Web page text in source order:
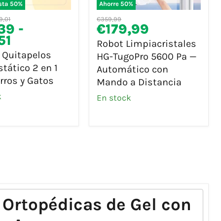
50%
-
Quitapelos
2 en 1
y Gatos
Ahorre50%
Robot
Limpiacristales
HG-
TugoPro
5600
Pa
—
Automático
Precio
original
€359,99
Precio
actual
€179,99
Robot Limpiacristales
HG-TugoPro 5600 Pa —
Automático con
Mando a Distancia
En stock
de Gel con